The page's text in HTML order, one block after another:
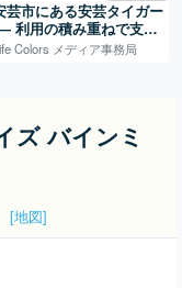
芸市にある安芸タイガー
利用の積み重ねで支え
域の球場
Colors メディア事務局
ズ バインミ
[地図]